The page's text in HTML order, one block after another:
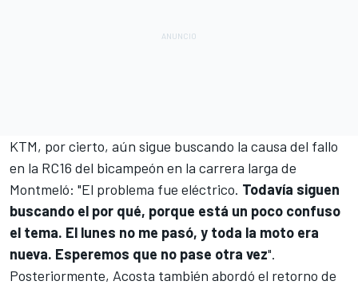
KTM, por cierto, aún sigue buscando la causa del fallo
en la RC16 del bicampeón en la carrera larga de
Montmeló: "El problema fue eléctrico. Todavía siguen
buscando el por qué, porque está un poco confuso
el tema. El lunes no me pasó, y toda la moto era
nueva. Esperemos que no pase otra vez".
Posteriormente, Acosta también abordó el retorno de